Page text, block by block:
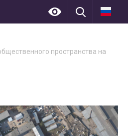
пространства на